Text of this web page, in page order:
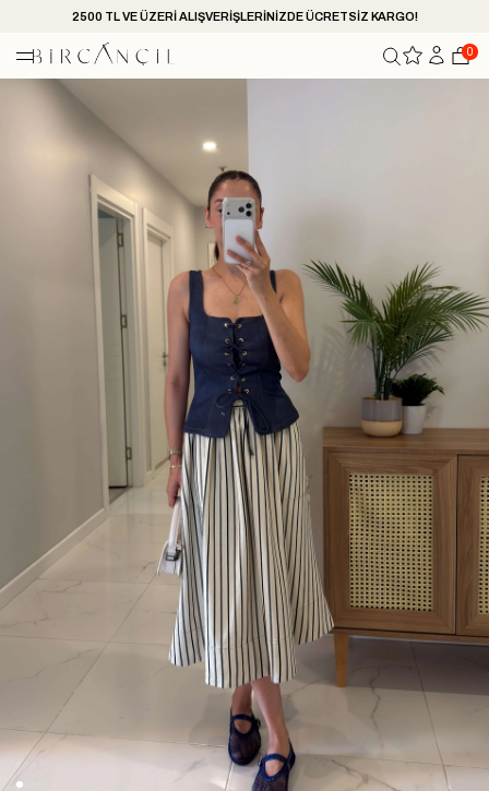
2500 TL VE ÜZERİ ALIŞVERİŞLERİNİZDE ÜCRETSİZ KARGO!
0